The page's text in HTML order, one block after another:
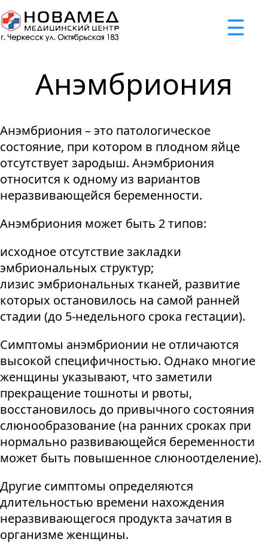
☰
x
Задать вопрос
Я принимаю"Cоглашение
об обработке персональных
данных."
Отправить вопрос
Успешно
Мы свяжемся с вами в ближайшее время
Неудача
Некорректно введен номер телефона
Неудача
Отклонена капча
Неудача
Не введено имя или вопрос
Неудача
Не принято соглашение
Анэмбриония
Анэмбриония – это патологическое
состояние, при котором в плодном яйце
отсутствует зародыш. Анэмбриония
относится к одному из вариантов
неразвивающейся беременности.
Анэмбриония может быть 2 типов:
исходное отсутствие закладки
эмбриональных структур;
лизис эмбриональных тканей, развитие
которых остановилось на самой ранней
стадии (до 5-недельного срока гестации).
Симптомы анэмбрионии не отличаются
высокой специфичностью. Однако многие
женщины указывают, что заметили
прекращение тошноты и рвоты,
восстановилось до привычного состояния
слюнообразование (на ранних сроках при
нормально развивающейся беременности
может быть повышенное слюноотделение).
Другие симптомы определяются
длительностью времени нахождения
неразвивающегося продукта зачатия в
организме женщины.